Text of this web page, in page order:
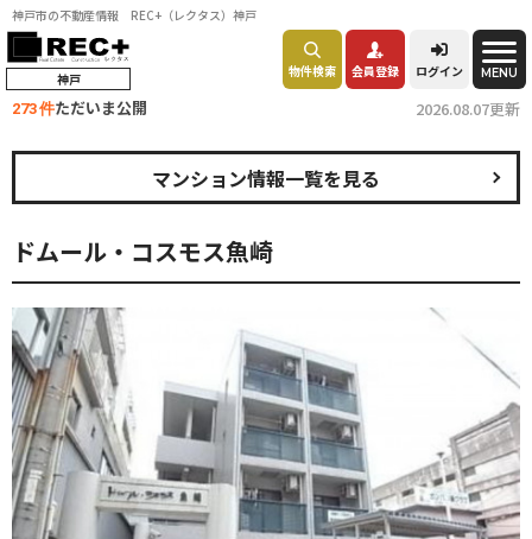
神戸市の不動産情報 REC+（レクタス）神戸
神戸 物件検索 会員登録 ログイン MENU
273 件ただいま公開 2026.08.07更新
ドムール・コスモス魚崎
マンション情報一覧を見る